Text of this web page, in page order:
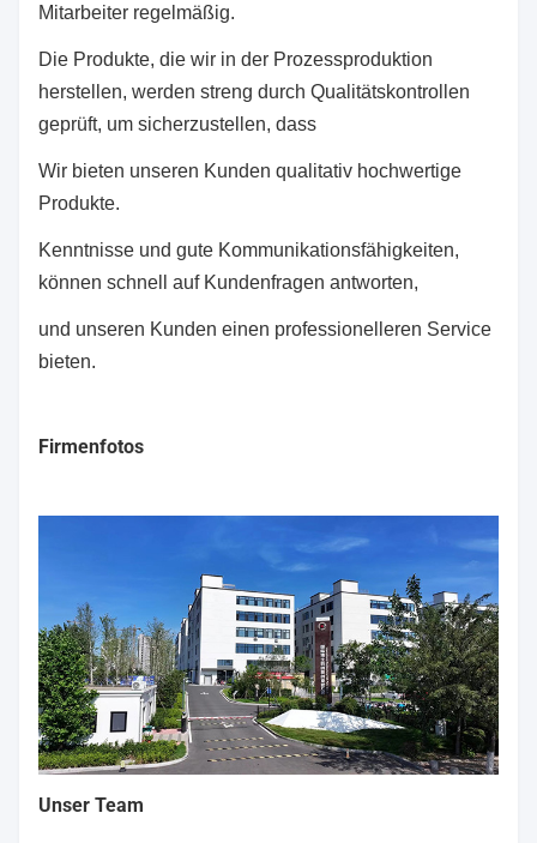
Mitarbeiter regelmäßig.
Die Produkte, die wir in der Prozessproduktion
herstellen, werden streng durch Qualitätskontrollen
geprüft, um sicherzustellen, dass
Wir bieten unseren Kunden qualitativ hochwertige
Produkte.
Kenntnisse und gute Kommunikationsfähigkeiten,
können schnell auf Kundenfragen antworten,
und unseren Kunden einen professionelleren Service
bieten.
Firmenfotos
Unser Team